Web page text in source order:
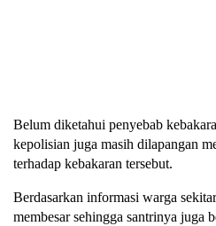
Belum diketahui penyebab
kepolisian juga masih dilapangan
terhadap kebakaran tersebut.
Berdasarkan informasi warga
membesar sehingga santrinya juga